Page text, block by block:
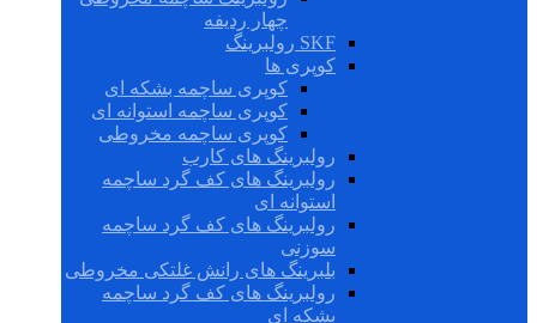
چهار ردیفه
SKF رولبرینگ
کوپری ها
کوپری ساچمه بشکه ای
کوپری ساچمه استوانه ای
کوپری ساچمه مخروطی
رولبرینگ های کارب
رولبرینگ های کف گرد ساچمه
استوانه ای
رولبرینگ های کف گرد ساچمه
سوزنی
بلبرینگ های رانش غلتکی مخروطی
رولبرینگ های کف گرد ساچمه
بشکه ای